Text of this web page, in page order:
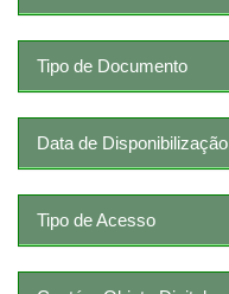
Tipo de Documento
Data de Disponibilização
Tipo de Acesso